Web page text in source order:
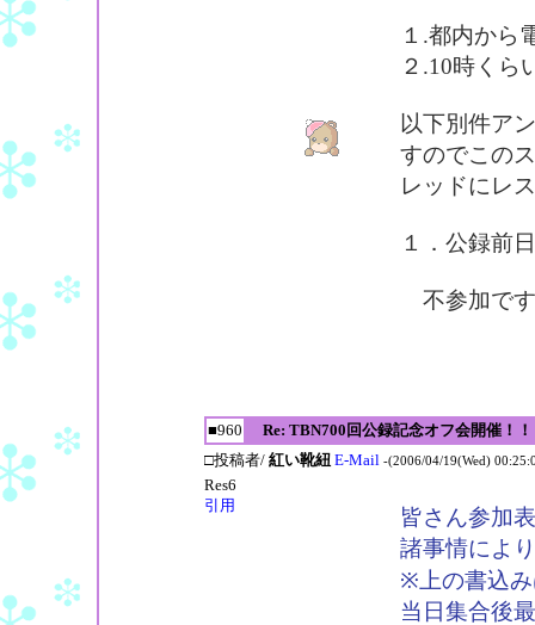
１.都内から
２.10時くら
以下別件ア
すのでこのス
レッドにレ
１．公録前
不参加で
■960 Re: TBN700回公録記念オフ会開催！！
□投稿者/ 紅い靴紐 E-Mail -(2006/04/19(Wed)
Res6
引用
皆さん参加
諸事情によ
※上の書込
当日集合後